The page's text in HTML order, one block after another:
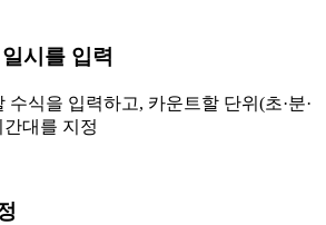
시를 입력
수식을 입력하고, 카운트할 단위(초·분·
간대를 지정